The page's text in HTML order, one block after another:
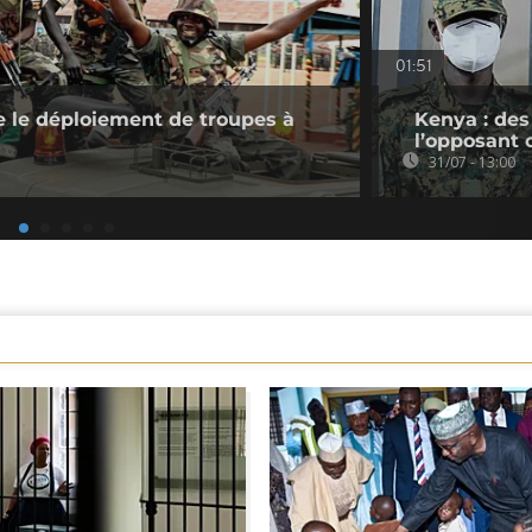
le déploiement de troupes à
01:51
Kenya :
l’opposant
31/07 - 13:00